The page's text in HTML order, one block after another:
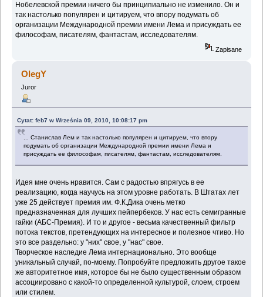
Нобелевской премии ничего бы принципиально не изменило. Он и
так настолько популярен и цитируем, что впору подумать об
организации Международной премии имени Лема и присуждать ее
философам, писателям, фантастам, исследователям.
Zapisane
OlegY
Juror
Cytat: feb7 w Września 09, 2010, 10:08:17 pm
... Станислав Лем и так настолько популярен и цитируем, что впору
подумать об организации Международной премии имени Лема и
присуждать ее философам, писателям, фантастам, исследователям.
Идея мне очень нравится. Сам с радостью впрягусь в ее
реализацию, когда научусь на этом уровне работать. В Штатах лет
уже 25 действует премия им. Ф.К.Дика очень метко
предназначенная для лучших пейпербеков. У нас есть семигранные
гайки (АБС-Премия). И то и другое - весьма качественный фильтр
потока текстов, претендующих на интересное и полезное чтиво. Но
это все раздельно: у "них" свое, у "нас" свое.
Творческое наследие Лема интернационально. Это вообще
уникальный случай, по-моему. Попробуйте предложить другое такое
же авторитетное имя, которое бы не было существенным образом
ассоциировано с какой-то определенной культурой, слоем, строем
или стилем.